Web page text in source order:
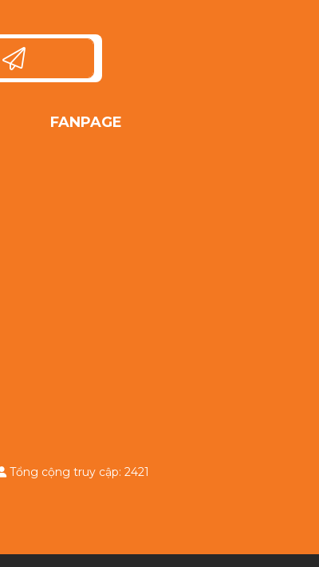
FANPAGE
Tổng cộng truy cập: 2421